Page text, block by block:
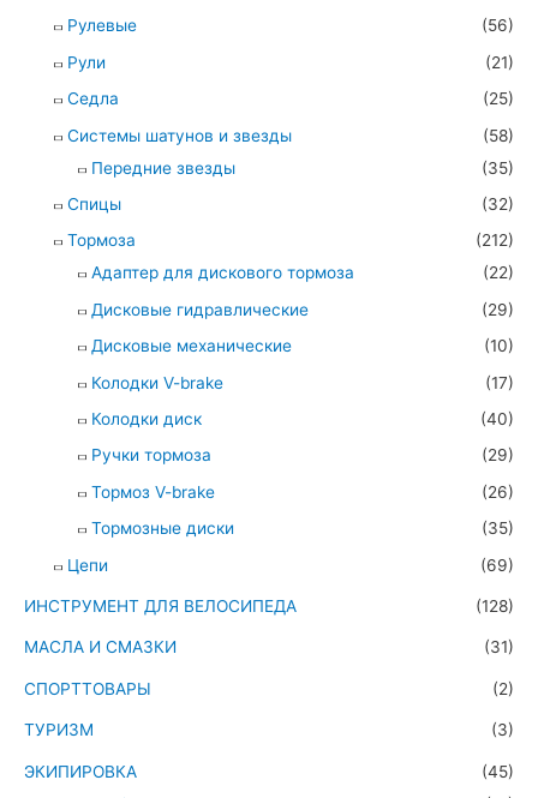
Рулевые
(56)
Рули
(21)
Седла
(25)
Системы шатунов и звезды
(58)
Передние звезды
(35)
Спицы
(32)
Тормоза
(212)
Адаптер для дискового тормоза
(22)
Дисковые гидравлические
(29)
Дисковые механические
(10)
Колодки V-brake
(17)
Колодки диск
(40)
Ручки тормоза
(29)
Тормоз V-brake
(26)
Тормозные диски
(35)
Цепи
(69)
ИНСТРУМЕНТ ДЛЯ ВЕЛОСИПЕДА (128)
МАСЛА И СМАЗКИ (31)
СПОРТТОВАРЫ (2)
ТУРИЗМ (3)
ЭКИПИРОВКА
(45)